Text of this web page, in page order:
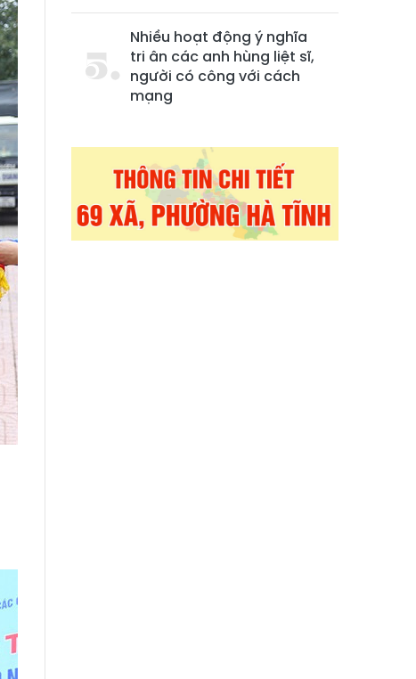
Nhiều hoạt động ý nghĩa
tri ân các anh hùng liệt sĩ,
người có công với cách
mạng